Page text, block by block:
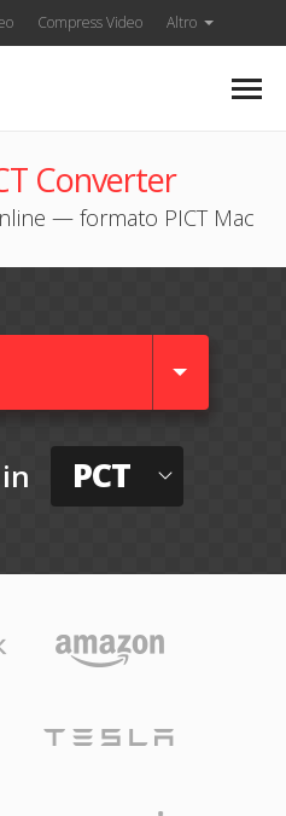
Compress Video Altro
Converter
— formato PICT Mac
in PCT